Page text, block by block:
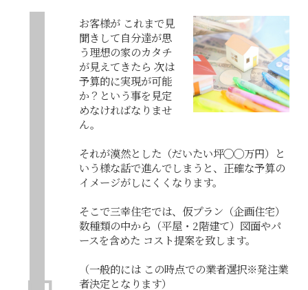
お客様が これまで見
聞きして自分達が思
う理想の家のカタチ
が見えてきたら 次は
予算的に実現が可能
か？という事を見定
めなければなりませ
ん。
それが漠然とした（だいたい坪◯◯万円）と
いう様な話で進んでしまうと、正確な予算の
イメージがしにくくなります。
そこで三幸住宅では、仮プラン（企画住宅）
数種類の中から（平屋・2階建て）図面やパ
ースを含めた コスト提案を致します。
（一般的には この時点での業者選択※発注業
者決定となります）